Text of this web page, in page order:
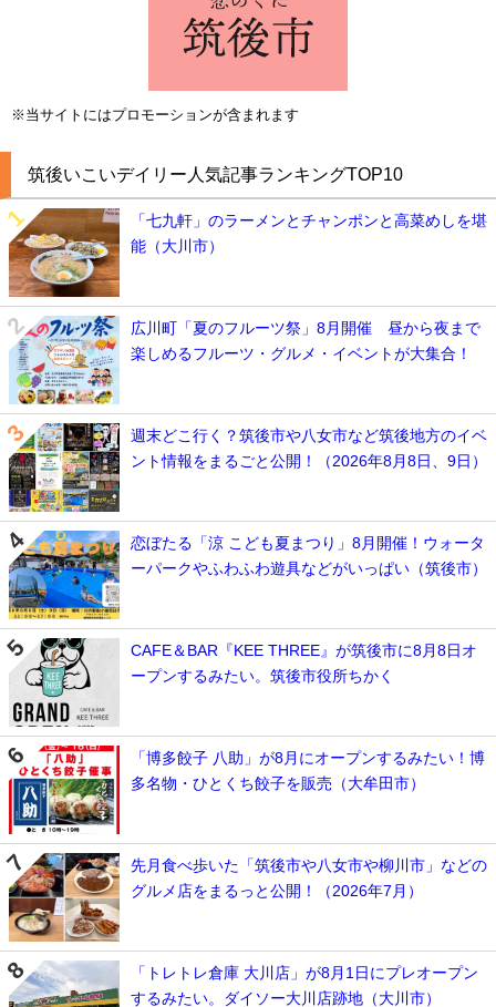
※当サイトにはプロモーションが含まれます
筑後いこいデイリー人気記事ランキングTOP10
「七九軒」のラーメンとチャンポンと高菜めしを堪
能（大川市）
広川町「夏のフルーツ祭」8月開催 昼から夜まで
楽しめるフルーツ・グルメ・イベントが大集合！
週末どこ行く？筑後市や八女市など筑後地方のイベ
ント情報をまるごと公開！（2026年8月8日、9日）
恋ぼたる「涼 こども夏まつり」8月開催！ウォータ
ーパークやふわふわ遊具などがいっぱい（筑後市）
CAFE＆BAR『KEE THREE』が筑後市に8月8日オ
ープンするみたい。筑後市役所ちかく
「博多餃子 八助」が8月にオープンするみたい！博
多名物・ひとくち餃子を販売（大牟田市）
先月食べ歩いた「筑後市や八女市や柳川市」などの
グルメ店をまるっと公開！（2026年7月）
「トレトレ倉庫 大川店」が8月1日にプレオープン
するみたい。ダイソー大川店跡地（大川市）